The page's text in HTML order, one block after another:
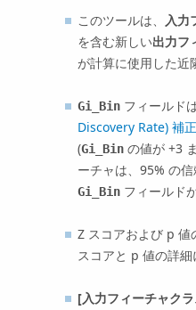
このツールは、 入力
を含む新しい出力フ
が計算に使用した近
Gi_Binフィールド
Discovery Rate) 補正
(Gi_Binの値が +3
ーチャは、95% の
Gi_Binフィールド
Z スコアおよび p
スコアと p 値の詳
[入力フィーチャク